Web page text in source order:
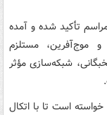
تأکید شده و آمده
موج‌آفرین، مستلزم
شبکه‌سازی مؤثر
است تا با اتکال